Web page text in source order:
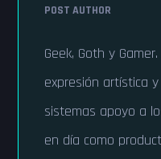
POST AUTHOR
Geek, Goth y
expresión artística
sistemas apoyo a
en día como